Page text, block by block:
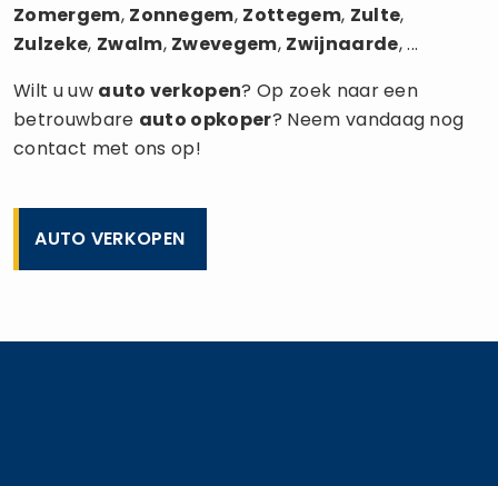
Zomergem, Zonnegem, Zottegem, Zulte,
Zulzeke, Zwalm, Zwevegem, Zwijnaarde, ...
Wilt u uw auto verkopen? Op zoek naar een
betrouwbare auto opkoper? Neem vandaag nog
contact met ons op!
AUTO VERKOPEN